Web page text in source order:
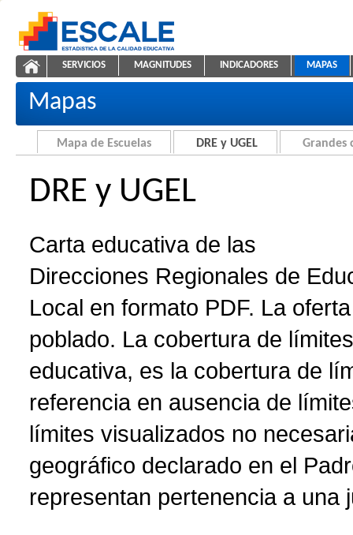
ESCALE - Unidad de Estadística Educativa
Carta educativa de DRE y UGEL
NAVEGACIÓN
SERVICIOS MAGNITUDES INDICADORES MAPAS
Mapas
Mapa de Escuelas DRE y UGEL Grandes
DRE y UGEL
Carta educativa de las
Direcciones Regionales de
Local en formato PDF. La
poblado. La cobertura de
educativa, es la cobertura de
referencia en ausencia de
límites visualizados no
geográfico declarado en el
representan pertenencia a una